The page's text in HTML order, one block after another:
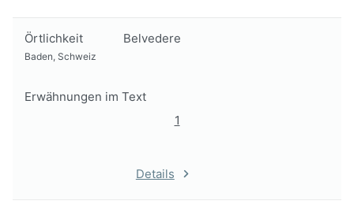
Örtlichkeit Belvedere
Baden, Schweiz
Erwähnungen im Text
1
Details